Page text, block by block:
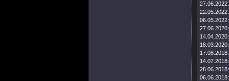
27.06.2022:
22.05.2022:
06.05.2022:
27.06.2020:
14.04.2020:
18.03.2020:
17.08.2018:
14.07.2018:
28.06.2018:
06.06.2018: